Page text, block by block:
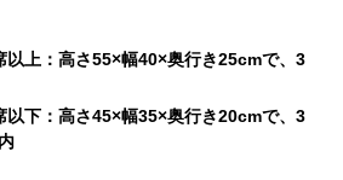
以上：高さ55×幅40×奥行き25cmで、3
以下：高さ45×幅35×奥行き20cmで、3